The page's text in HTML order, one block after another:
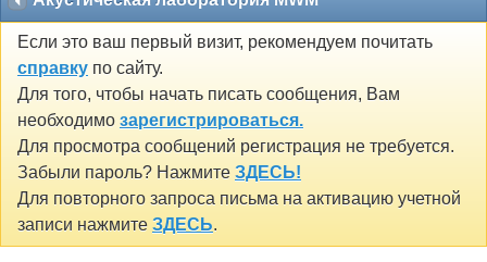
Если это ваш первый визит, рекомендуем почитать
справку по сайту.
Для того, чтобы начать писать сообщения, Вам
необходимо зарегистрироваться.
Для просмотра сообщений регистрация не требуется.
Забыли пароль? Нажмите ЗДЕСЬ!
Для повторного запроса письма на активацию учетной
записи нажмите ЗДЕСЬ.